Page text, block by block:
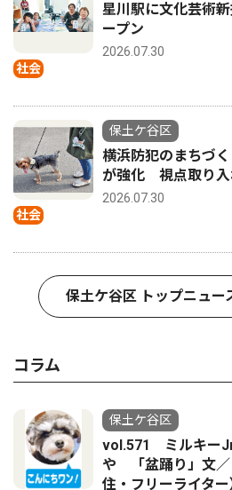
社会
星川駅に文化芸術
ープン
2026.07.30
社会
保土ケ谷区
横浜防犯のまちづ
が強化 視点取り入
2026.07.30
保土ケ谷区 トップニュー
コラム
保土ケ谷区
vol.571 ミルキー
や 「盆踊り」文／
住・フリーライター